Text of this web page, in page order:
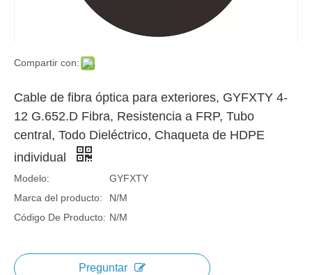
Compartir con:
Cable de fibra óptica para exteriores, GYFXTY 4-
12 G.652.D Fibra, Resistencia a FRP, Tubo
central, Todo Dieléctrico, Chaqueta de HDPE
individual
Modelo:
GYFXTY
Marca del producto:
N/M
Código De Producto: N/M
Preguntar